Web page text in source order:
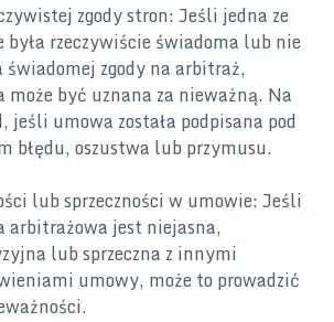
zgody stron: Jeśli jedna ze
była rzeczywiście świadoma lub nie
świadomej zgody na arbitraż,
być uznana za nieważną. Na
jeśli umowa została podpisana pod
błędu, oszustwa lub przymusu.
lub sprzeczności w umowie: Jeśli
arbitrażowa jest niejasna,
lub sprzeczna z innymi
umowy, może to prowadzić